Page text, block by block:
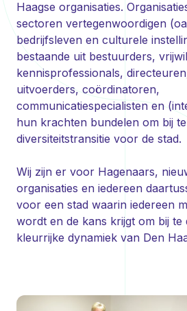
Haagse organisaties.
sectoren vertegenwoordigen
bedrijfsleven en culturele
bestaande uit bestuurders,
kennisprofessionals,
uitvoerders, coördinatoren,
communicatiespecialisten en
hun krachten bundelen om bij
diversiteitstransitie voor de stad.
Wij zijn er voor Hagenaars,
organisaties en iedereen
voor een stad waarin iedereen
wordt en de kans krijgt om bij te
kleurrijke dynamiek van Den